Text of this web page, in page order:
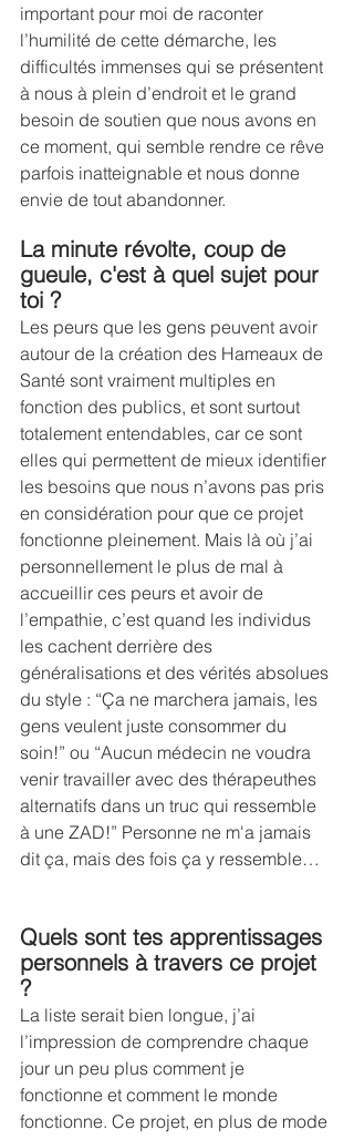
important pour moi de raconter
l’humilité de cette démarche, les
difficultés immenses qui se présentent
à nous à plein d’endroit et le grand
besoin de soutien que nous avons en
ce moment, qui semble rendre ce rêve
parfois inatteignable et nous donne
envie de tout abandonner.
La minute révolte, coup de
gueule, c'est à quel sujet pour
toi ?
Les peurs que les gens peuvent avoir
autour de la création des Hameaux de
Santé sont vraiment multiples en
fonction des publics, et sont surtout
totalement entendables, car ce sont
elles qui permettent de mieux identifier
les besoins que nous n’avons pas pris
en considération pour que ce projet
fonctionne pleinement. Mais là où j’ai
personnellement le plus de mal à
accueillir ces peurs et avoir de
l’empathie, c’est quand les individus
les cachent derrière des
généralisations et des vérités absolues
du style : “Ça ne marchera jamais, les
gens veulent juste consommer du
soin!” ou “Aucun médecin ne voudra
venir travailler avec des thérapeuthes
alternatifs dans un truc qui ressemble
à une ZAD!” Personne ne m'a jamais
dit ça, mais des fois ça y ressemble…
Quels sont tes apprentissages
personnels à travers ce projet
?
La liste serait bien longue, j’ai
l’impression de comprendre chaque
jour un peu plus comment je
fonctionne et comment le monde
fonctionne. Ce projet, en plus de mode